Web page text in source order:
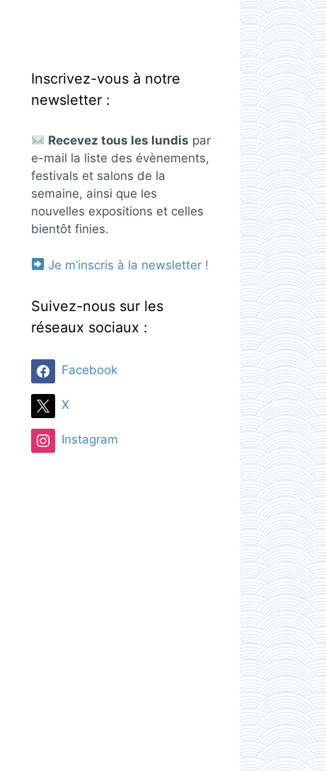
Inscrivez-vous à notre
newsletter :
Recevez tous les lundis par
e-mail la liste des évènements,
festivals et salons de la
semaine, ainsi que les
nouvelles expositions et celles
bientôt finies.
Je m’inscris à la newsletter !
Suivez-nous sur les
réseaux sociaux :
Facebook
X
Instagram